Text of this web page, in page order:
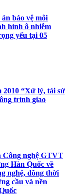
bảo vệ môi
hình ô nhiễm
yếu tại 05
2010 “Xử lý, tái sử
trình giao
Công nghệ GTVT
Hàn Quốc về
nghệ, đồng thời
cầu và nền